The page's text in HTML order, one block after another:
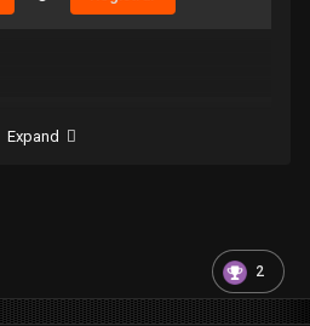
para miembros, por favor
O Registrar
Expand
2